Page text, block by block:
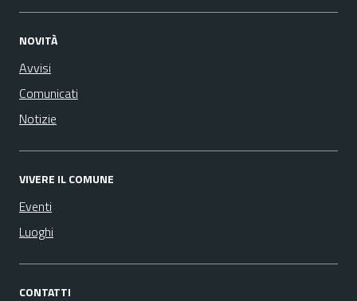
NOVITÀ
Avvisi
Comunicati
Notizie
VIVERE IL COMUNE
Eventi
Luoghi
CONTATTI